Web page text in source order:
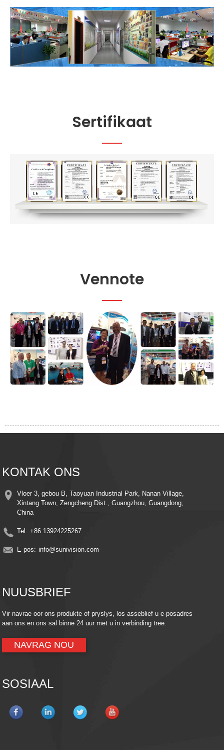
Sertifikaat
Vennote
KONTAK ONS
Vloer 3, gebou B, Taoyuan Industrial Park, Nanan Village,
Xintang Town, Zengcheng Dist., Guangzhou, Guangdong,
China
Tel: +86 13924225267
E-pos: info@sunivision.com
NUUSBRIEF
Vir navrae oor ons produkte of pryslys, los asseblief u e-posadres
aan ons en ons sal binne 24 uur met u in verbinding tree.
NAVRAG NOU
SOSIAAL